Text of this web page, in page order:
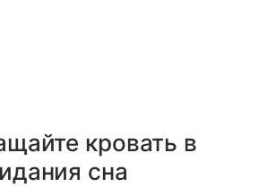
кровать в
сна